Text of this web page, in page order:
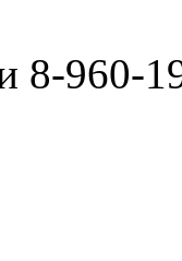
8-960-